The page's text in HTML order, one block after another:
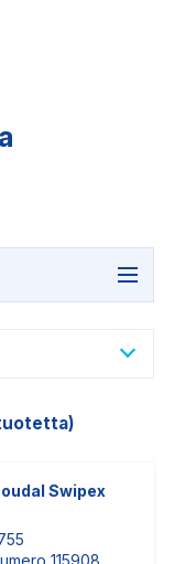
Swipex
115908